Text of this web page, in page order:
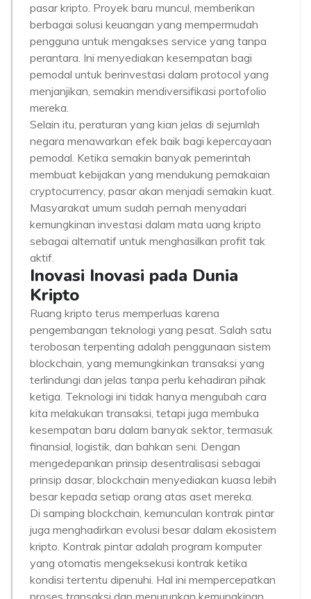
pasar kripto. Proyek baru muncul, memberikan
berbagai solusi keuangan yang mempermudah
pengguna untuk mengakses service yang tanpa
perantara. Ini menyediakan kesempatan bagi
pemodal untuk berinvestasi dalam protocol yang
menjanjikan, semakin mendiversifikasi portofolio
mereka.
Selain itu, peraturan yang kian jelas di sejumlah
negara menawarkan efek baik bagi kepercayaan
pemodal. Ketika semakin banyak pemerintah
membuat kebijakan yang mendukung pemakaian
cryptocurrency, pasar akan menjadi semakin kuat.
Masyarakat umum sudah pernah menyadari
kemungkinan investasi dalam mata uang kripto
sebagai alternatif untuk menghasilkan profit tak
aktif.
Inovasi Inovasi pada Dunia
Kripto
Ruang kripto terus memperluas karena
pengembangan teknologi yang pesat. Salah satu
terobosan terpenting adalah penggunaan sistem
blockchain, yang memungkinkan transaksi yang
terlindungi dan jelas tanpa perlu kehadiran pihak
ketiga. Teknologi ini tidak hanya mengubah cara
kita melakukan transaksi, tetapi juga membuka
kesempatan baru dalam banyak sektor, termasuk
finansial, logistik, dan bahkan seni. Dengan
mengedepankan prinsip desentralisasi sebagai
prinsip dasar, blockchain menyediakan kuasa lebih
besar kepada setiap orang atas aset mereka.
Di samping blockchain, kemunculan kontrak pintar
juga menghadirkan evolusi besar dalam ekosistem
kripto. Kontrak pintar adalah program komputer
yang otomatis mengeksekusi kontrak ketika
kondisi tertentu dipenuhi. Hal ini mempercepatkan
proses transaksi dan menurunkan kemungkinan